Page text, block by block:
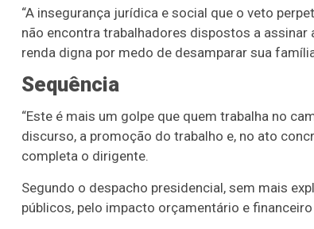
“A insegurança jurídica e social que o veto
não encontra trabalhadores dispostos a assinar
renda digna por medo de desamparar sua
Sequência
“Este é mais um golpe que quem trabalha no
discurso, a promoção do trabalho e, no ato
completa o dirigente.
Segundo o despacho presidencial, sem mais
públicos, pelo impacto orçamentário e